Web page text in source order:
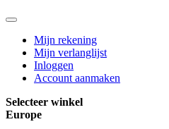
Mijn rekening
Mijn verlanglijst
Inloggen
Account aanmaken
Selecteer winkel
Europe